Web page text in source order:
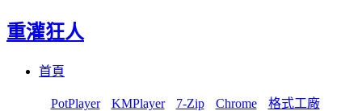
重灌狂人
首頁
PotPlayer KMPlayer 7-Zip Chrome 格式工廠